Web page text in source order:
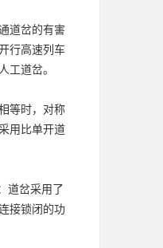
道岔的有害
行高速列车
工道岔。
等时，对称
用比单开道
道岔采用了
接锁闭的功